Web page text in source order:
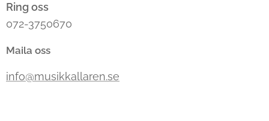
Ring oss
072-3750670
Maila oss
info@musikkallaren.se